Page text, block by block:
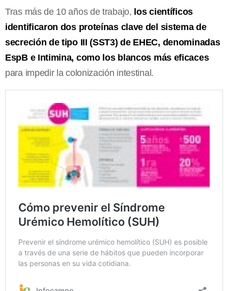
Tras más de 10 años de trabajo, los científicos
identificaron dos proteínas clave del sistema de
secreción de tipo III (SST3) de EHEC, denominadas
EspB e Intimina, como los blancos más eficaces
para impedir la colonización intestinal.